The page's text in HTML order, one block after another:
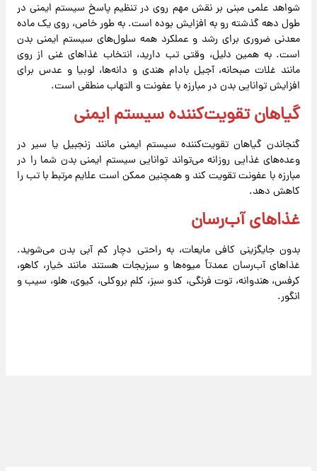
شواهد علمی مبنی بر نقش مهم روی در تنظیم پاسخ سیستم ایمنی در
طول دهه گذشته رو به افزایش بوده است. به طور خاص، روی یک ماده
معدنی ضروری برای رشد و عملکرد همه سلول‌های سیستم ایمنی بدن
است. به همین دلیل، وقتی تب دارید، انتخاب غذاهای غنی از روی
مانند غلات صبحانه، آجیل بادام هندی و دانه‌ها، لوبیا و عدس برای
افزایش توانایی بدن در مبارزه با عفونت و التهاب منطقی است.
گیاهان تقویت‌کننده سیستم ایمنی
گنجاندن گیاهان تقویت‌کننده سیستم ایمنی مانند زنجبیل یا سیر در
وعده‌های غذایی روزانه می‌تواند توانایی سیستم ایمنی بدن شما را در
مبارزه با عفونت تقویت کند و همچنین ممکن است علایم مرتبط با تب را
کاهش دهد.
غذاهای آب‌رسان
بدون جایگزینی کافی مایعات، به راحتی دچار کم آبی بدن می‌شوید.
غذاهای آب‌رسان عمدتاً میوه‌ها و سبزیجات هستند مانند خیار، کاهو،
کرفس، هندوانه، توت فرنگی، کدو سبز، کلم بروکلی، کیوی، هلو، سیب و
انگور.